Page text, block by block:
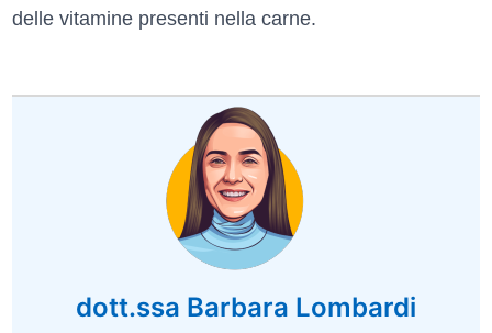
delle vitamine presenti nella carne.
dott.ssa Barbara Lombardi